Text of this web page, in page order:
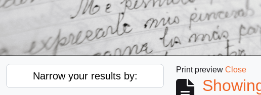
Narrow your results by:
Print preview Close